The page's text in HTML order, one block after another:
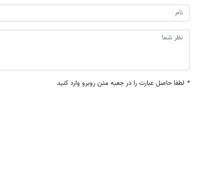
* لطفا حاصل عبارت را در جعبه متن روبرو وارد کنید